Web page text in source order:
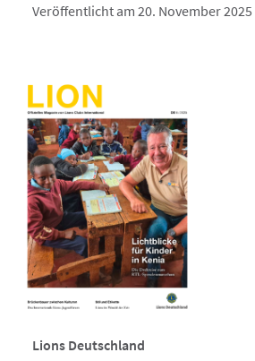
Veröffentlicht am 20. November 2025
Lions Deutschland